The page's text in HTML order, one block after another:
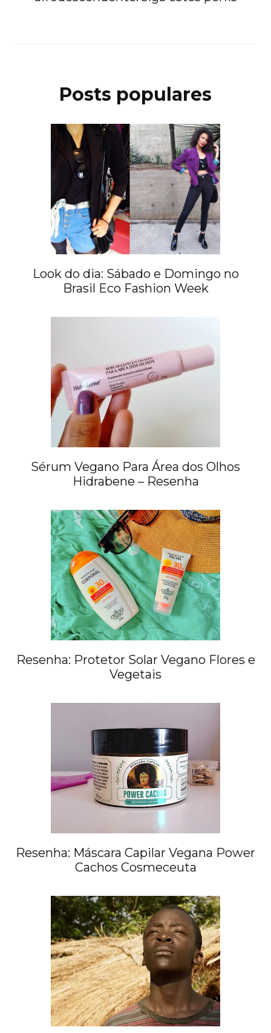
Posts populares
Look do dia: Sábado e Domingo no
Brasil Eco Fashion Week
Sérum Vegano Para Área dos Olhos
Hidrabene – Resenha
Resenha: Protetor Solar Vegano Flores e
Vegetais
Resenha: Máscara Capilar Vegana Power
Cachos Cosmeceuta